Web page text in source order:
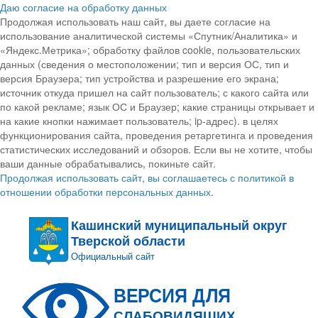
Даю согласие на обработку данных
Продолжая использовать наш сайт, вы даете согласие на
использование аналитической системы «Спутник/Аналитика» и
«Яндекс.Метрика»; обработку файлов cookie, пользовательских
данных (сведения о местоположении; тип и версия ОС, тип и
версия Браузера; тип устройства и разрешение его экрана;
источник откуда пришел на сайт пользователь; с какого сайта или
по какой рекламе; язык ОС и Браузер; какие страницы открывает и
на какие кнопки нажимает пользователь; ip-адрес). в целях
функционирования сайта, проведения ретаргетинга и проведения
статистических исследований и обзоров. Если вы не хотите, чтобы
ваши данные обрабатывались, покиньте сайт.
Продолжая использовать сайт, вы соглашаетесь с политикой в
отношении обработки персональных данных.